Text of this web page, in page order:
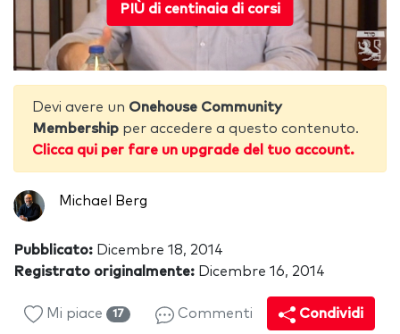
PIÙ di centinaia di corsi
Devi avere un Onehouse Community
Membership per accedere a questo contenuto.
Clicca qui per fare un upgrade del tuo account.
Michael Berg
Pubblicato: Dicembre 18, 2014
Registrato originalmente: Dicembre 16, 2014
Mi piace 17 Commenti Condividi